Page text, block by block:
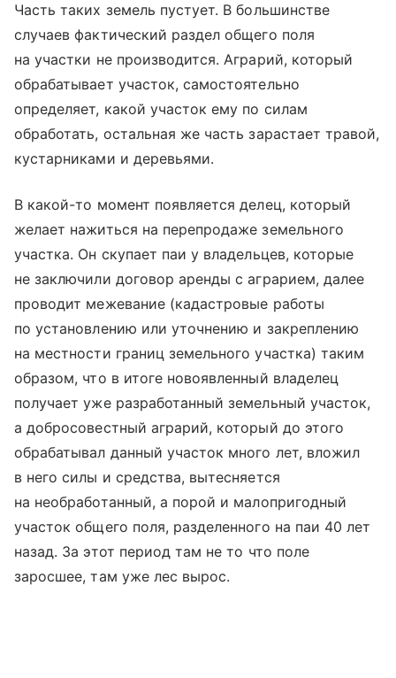
Часть таких земель пустует. В большинстве
случаев фактический раздел общего поля
на участки не производится. Аграрий, который
обрабатывает участок, самостоятельно
определяет, какой участок ему по силам
обработать, остальная же часть зарастает травой,
кустарниками и деревьями.
В какой-то момент появляется делец, который
желает нажиться на перепродаже земельного
участка. Он скупает паи у владельцев, которые
не заключили договор аренды с аграрием, далее
проводит межевание (кадастровые работы
по установлению или уточнению и закреплению
на местности границ земельного участка) таким
образом, что в итоге новоявленный владелец
получает уже разработанный земельный участок,
а добросовестный аграрий, который до этого
обрабатывал данный участок много лет, вложил
в него силы и средства, вытесняется
на необработанный, а порой и малопригодный
участок общего поля, разделенного на паи 40 лет
назад. За этот период там не то что поле
заросшее, там уже лес вырос.